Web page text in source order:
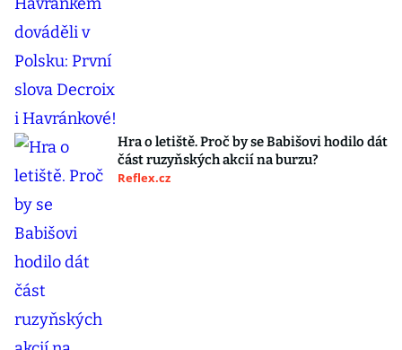
Hra o letiště. Proč by se Babišovi hodilo dát
část ruzyňských akcií na burzu?
Reflex.cz